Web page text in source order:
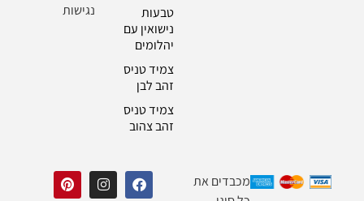
טבעות
נישואין עם
יהלומים
צמיד טניס
זהב לבן
צמיד טניס
זהב צהוב
נגישות
מכבדים את